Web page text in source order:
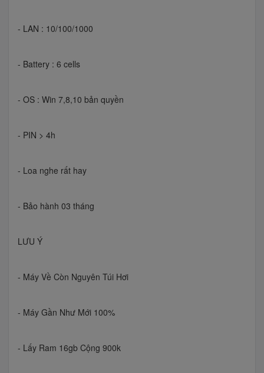
- LAN : 10/100/1000
- Battery : 6 cells
- OS : Win 7,8,10 bản quyền
- PIN > 4h
- Loa nghe rất hay
- Bảo hành 03 tháng
LƯU Ý
- Máy Về Còn Nguyên Túi Hơi
- Máy Gần Như Mới 100%
- Lấy Ram 16gb Cộng 900k